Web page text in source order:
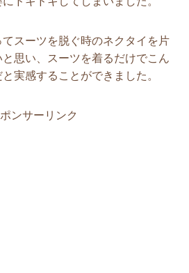
スーツを脱ぐ時のネクタイを片
思い、スーツを着るだけでこん
実感することができました。
ンサーリンク